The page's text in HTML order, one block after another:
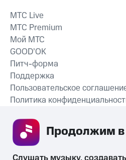
СКАЧАТЬ
MTС Live
MTС Premium
Мой МТС
GOOD’OK
Питч-форма
Поддержка
Пользовательское
Политика